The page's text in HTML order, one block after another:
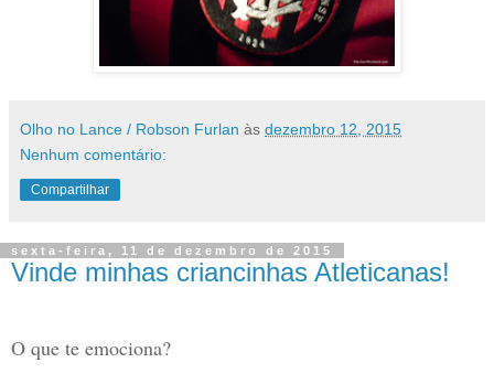
Olho no Lance / Robson Furlan às dezembro 12, 2015
Nenhum comentário:
Compartilhar
sexta-feira, 11 de dezembro de 2015
Vinde minhas criancinhas Atleticanas!
O que te emociona?